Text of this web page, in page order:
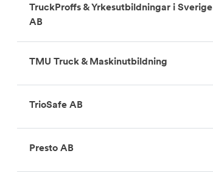
TruckProffs & Yrkesutbildningar i Sverige
AB
TMU Truck & Maskinutbildning
TrioSafe AB
Presto AB